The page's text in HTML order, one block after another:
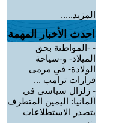
المزيد.....
احدث الأخبار المهمة
- -المواطنة بحق
الميلاد- و-سياحة
الولادة- في مرمى
قرارات ترامب ...
- زلزال سياسي في
ألمانيا: اليمين المتطرف
يتصدر الاستطلاعات